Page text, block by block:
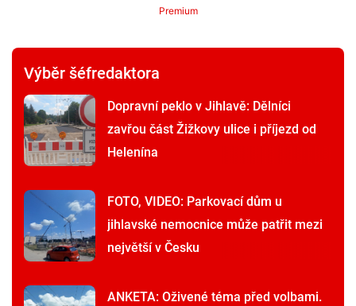
Premium
Výběr šéfredaktora
Dopravní peklo v Jihlavě: Dělníci
zavřou část Žižkovy ulice i příjezd od
Helenína
FOTO, VIDEO: Parkovací dům u
jihlavské nemocnice může patřit mezi
největší v Česku
ANKETA: Oživené téma před volbami.